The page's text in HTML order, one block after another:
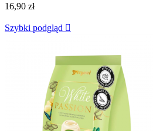
16,90 zł
Szybki podgląd 